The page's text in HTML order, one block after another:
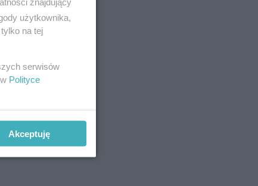
użytkownika,
na tej
serwisów
Polityce
Akceptuję